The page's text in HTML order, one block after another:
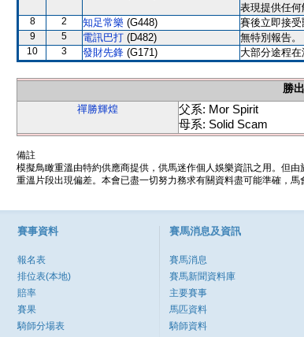
表現提供任何
8 2 知足常樂 (G448) 賽後立即接受
9 5 電訊巴打 (D482) 無特別報告。
10 3 發財先鋒 (G171) 大部分途程在
勝
禪勝輝煌
父系: Mor Spirit
母系: Solid Scam
備註
模擬鳥瞰重溫由特約供應商提供，供馬迷作個人娛樂資訊之用。但
重溫片段出現偏差。本會已盡一切努力務求有關資料盡可能準確，
賽事資料
報名表
排位表(本地)
賠率
賽果
騎師分場表
賽馬消息及資訊
賽馬消息
賽馬新聞資料庫
主要賽事
馬匹資料
騎師資料